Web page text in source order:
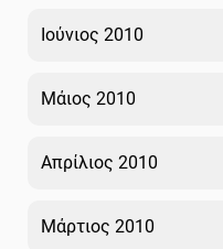
Ιούνιος 2010
Μάιος 2010
Απρίλιος 2010
Μάρτιος 2010